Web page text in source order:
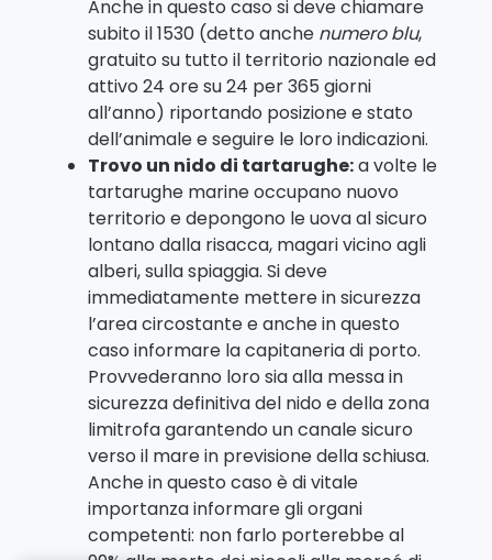
Anche in questo caso si deve chiamare
subito il 1530 (detto anche numero blu,
gratuito su tutto il territorio nazionale ed
attivo 24 ore su 24 per 365 giorni
all’anno) riportando posizione e stato
dell’animale e seguire le loro indicazioni.
Trovo un nido di tartarughe:a volte le
tartarughe marine occupano nuovo
territorio e depongono le uova al sicuro
lontano dalla risacca, magari vicino agli
alberi, sulla spiaggia. Si deve
immediatamente mettere in sicurezza
l’area circostante e anche in questo
caso informare la capitaneria di porto.
Provvederanno loro sia alla messa in
sicurezza definitiva del nido e della zona
limitrofa garantendo un canale sicuro
verso il mare in previsione della schiusa.
Anche in questo caso è di vitale
importanza informare gli organi
competenti: non farlo porterebbe al